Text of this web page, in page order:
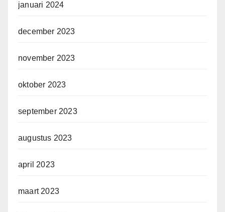
januari 2024
december 2023
november 2023
oktober 2023
september 2023
augustus 2023
april 2023
maart 2023